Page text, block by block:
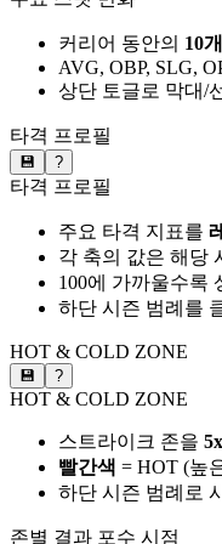
커리어 동안의 10
AVG, OBP, SLG,
상단 토글로 막대/
타격 프로필
💾 ?
타격 프로필
주요 타격 지표를
각 축의 값은 해당
100에 가까울수록
하단 시즌 범례를
HOT & COLD ZONE
💾 ?
HOT & COLD ZONE
스트라이크 존을
빨간색 = HOT (높
하단 시즌 범례로
존별 결과 포수 시점